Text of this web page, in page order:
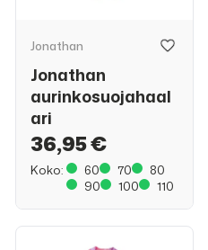
Jonathan
Jonathan
aurinkosuojahaal
ari
36,95 €
Koko: 60 70
80
90
100 110